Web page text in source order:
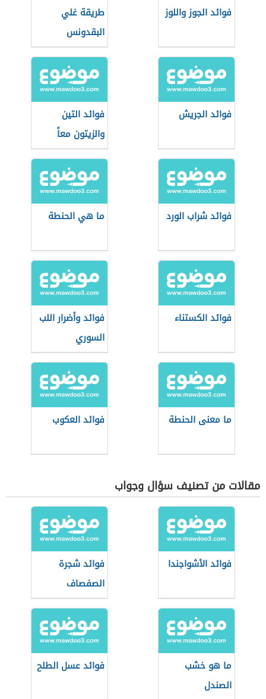
فوائد الجوز واللوز
طريقة غلي
البقدونس
فوائد الجريش
فوائد التين
والزيتون معاً
فوائد شراب الورد ما هي الحنطة
فوائد الكستناء
فوائد وأضرار اللب
السوري
ما معنى الحنطة فوائد العكوب
مقالات من تصنيف سؤال وجواب
فوائد الأشواجندا
فوائد شجرة
الصفصاف
ما هو خشب
الصندل
فوائد عسل الطلح